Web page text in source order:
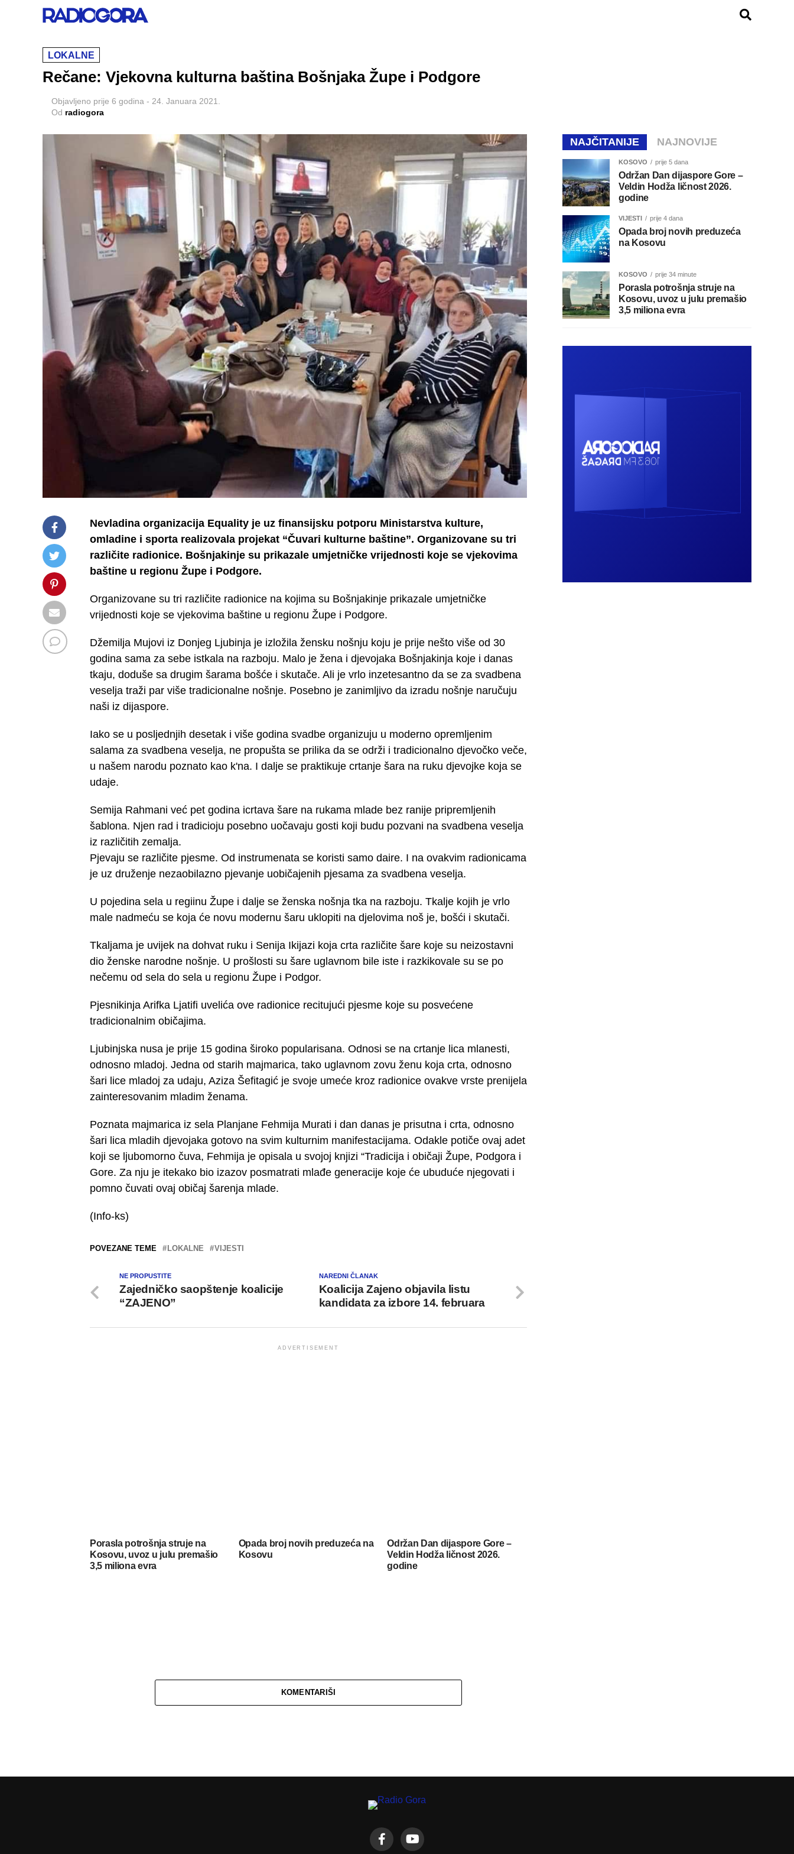
LOKALNE
Rečane: Vjekovna kulturna baština Bošnjaka Župe i Podgore
Objavljeno prije 6 godina - 24. Januara 2021.
Od radiogora
Nevladina organizacija Equality je uz finansijsku potporu Ministarstva kulture,
omladine i sporta realizovala projekat “Čuvari kulturne baštine”. Organizovane su tri
različite radionice. Bošnjakinje su prikazale umjetničke vrijednosti koje se vjekovima
baštine u regionu Župe i Podgore.
Organizovane su tri različite radionice na kojima su Bošnjakinje prikazale umjetničke
vrijednosti koje se vjekovima baštine u regionu Župe i Podgore.
Džemilja Mujovi iz Donjeg Ljubinja je izložila žensku nošnju koju je prije nešto više od 30
godina sama za sebe istkala na razboju. Malo je žena i djevojaka Bošnjakinja koje i danas
tkaju, doduše sa drugim šarama bošće i skutače. Ali je vrlo inzetesantno da se za svadbena
veselja traži par više tradicionalne nošnje. Posebno je zanimljivo da izradu nošnje naručuju
naši iz dijaspore.
Iako se u posljednjih desetak i više godina svadbe organizuju u moderno opremljenim
salama za svadbena veselja, ne propušta se prilika da se održi i tradicionalno djevočko veče,
u našem narodu poznato kao k'na. I dalje se praktikuje crtanje šara na ruku djevojke koja se
udaje.
Semija Rahmani već pet godina icrtava šare na rukama mlade bez ranije pripremljenih
šablona. Njen rad i tradicioju posebno uočavaju gosti koji budu pozvani na svadbena veselja
iz različitih zemalja.
Pjevaju se različite pjesme. Od instrumenata se koristi samo daire. I na ovakvim radionicama
je uz druženje nezaobilazno pjevanje uobičajenih pjesama za svadbena veselja.
U pojedina sela u regiinu Župe i dalje se ženska nošnja tka na razboju. Tkalje kojih je vrlo
male nadmeću se koja će novu modernu šaru uklopiti na djelovima noš je, bošći i skutači.
Tkaljama je uvijek na dohvat ruku i Senija Ikijazi koja crta različite šare koje su neizostavni
dio ženske narodne nošnje. U prošlosti su šare uglavnom bile iste i razkikovale su se po
nečemu od sela do sela u regionu Župe i Podgor.
Pjesnikinja Arifka Ljatifi uvelića ove radionice recitujući pjesme koje su posvećene
tradicionalnim običajima.
Ljubinjska nusa je prije 15 godina široko popularisana. Odnosi se na crtanje lica mlanesti,
odnosno mladoj. Jedna od starih majmarica, tako uglavnom zovu ženu koja crta, odnosno
šari lice mladoj za udaju, Aziza Šefitagić je svoje umeće kroz radionice ovakve vrste prenijela
zainteresovanim mladim ženama.
Poznata majmarica iz sela Planjane Fehmija Murati i dan danas je prisutna i crta, odnosno
šari lica mladih djevojaka gotovo na svim kulturnim manifestacijama. Odakle potiče ovaj adet
koji se ljubomorno čuva, Fehmija je opisala u svojoj knjizi “Tradicija i običaji Župe, Podgora i
Gore. Za nju je itekako bio izazov posmatrati mlađe generacije koje će ubuduće njegovati i
pomno čuvati ovaj običaj šarenja mlade.
(Info-ks)
POVEZANE TEME LOKALNE VIJESTI
NAREDNI ČLANAK
Koalicija Zajeno objavila listu
kandidata za izbore 14. februara
NE PROPUSTITE
Zajedničko saopštenje koalicije
“ZAJENO”
ADVERTISEMENT
Porasla potrošnja struje na
Kosovu, uvoz u julu premašio
3,5 miliona evra
Opada broj novih preduzeća na
Kosovu
Održan Dan dijaspore Gore –
Veldin Hodža ličnost 2026.
godine
KOMENTARIŠI
NAJČITANIJE NAJNOVIJE
KOSOVO prije 5 dana
Održan Dan dijaspore Gore –
Veldin Hodža ličnost 2026.
godine
VIJESTI prije 4 dana
Opada broj novih preduzeća
na Kosovu
KOSOVO prije 34 minute
Porasla potrošnja struje na
Kosovu, uvoz u julu premašio
3,5 miliona evra